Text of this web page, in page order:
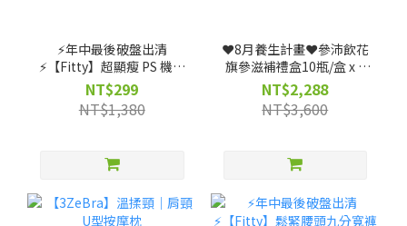
⚡️年中最後破盤出清
⚡️【Fitty】超顯瘦 PS 機能
運動褲（剩 輕暖灰XL 號）
NT$299
NT$1,380
❤️8月養生計畫❤️參沛飲花
旗參滋補禮盒10瓶/盒 x 3
盒 (效期: 20261223)--僅限
宅配
NT$2,288
NT$3,600